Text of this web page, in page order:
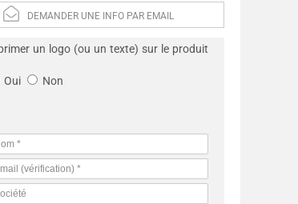
DEMANDER UNE INFO PAR EMAIL
un logo (ou un texte) sur le produit
Oui
Non